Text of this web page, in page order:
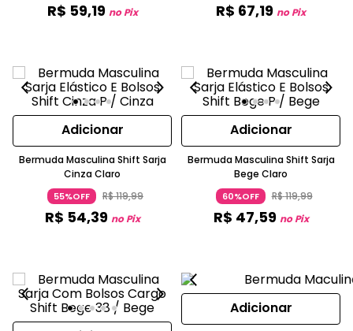
R$ 59,19 no Pix R$ 67,19 no Pix
Adicionar
Bermuda Masculina Shift Sarja
Cinza Claro
55%OFF R$119,99
R$ 54,39 no Pix
Adicionar
Bermuda Masculina Shift Sarja
Bege Claro
60%OFF R$119,99
R$ 47,59 no Pix
Adicionar